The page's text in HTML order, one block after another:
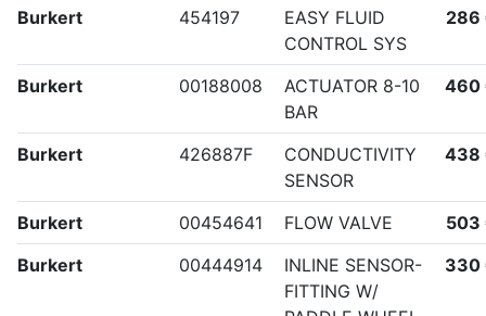
Burkert 454197
EASY FLUID
CONTROL SYS
286
Burkert 00188008
ACTUATOR 8-10
BAR
460
Burkert 426887F
CONDUCTIVITY
SENSOR
438
Burkert 00454641 FLOW VALVE
503
Burkert
00444914
INLINE SENSOR-
FITTING W/
330